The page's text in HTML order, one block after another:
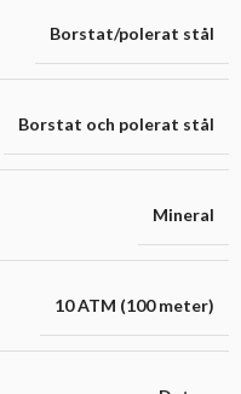
Borstat/polerat stål
Borstat och polerat stål
Mineral
10 ATM (100 meter)